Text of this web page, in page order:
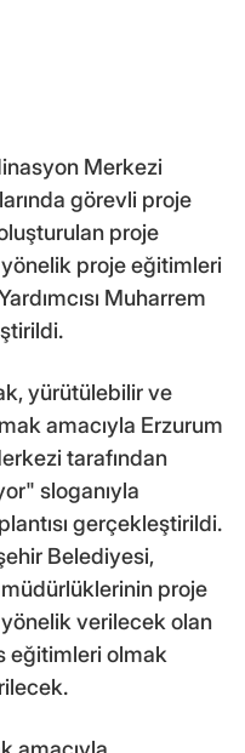
Merkezi
görevli proje
proje
proje eğitimleri
Muharrem
yürütülebilir ve
amacıyla Erzurum
tarafından
sloganıyla
gerçekleştirildi.
Belediyesi,
proje
verilecek olan
eğitimleri olmak